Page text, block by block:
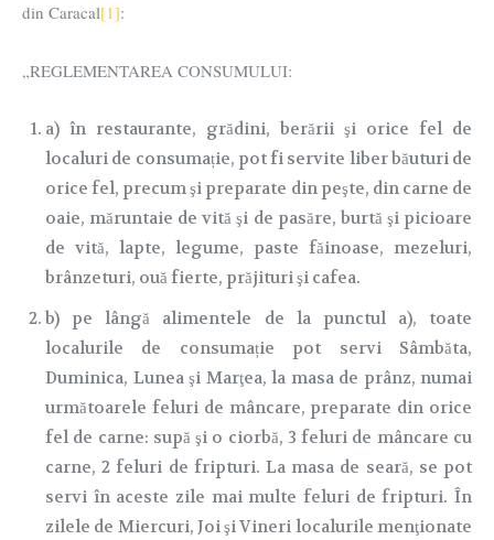
din Caracal[1]:
„REGLEMENTAREA CONSUMULUI:
a) în restaurante, grădini, berării şi orice fel de
localuri de consumație, pot fi servite liber băuturi de
orice fel, precum şi preparate din peşte, din carne de
oaie, măruntaie de vită şi de pasăre, burtă şi picioare
de vită, lapte, legume, paste făinoase, mezeluri,
brânzeturi, ouă fierte, prăjituri şi cafea.
b) pe lângă alimentele de la punctul a), toate
localurile de consumație pot servi Sâmbăta,
Duminica, Lunea şi Marţea, la masa de prânz, numai
următoarele feluri de mâncare, preparate din orice
fel de carne: supă şi o ciorbă, 3 feluri de mâncare cu
carne, 2 feluri de fripturi. La masa de seară, se pot
servi în aceste zile mai multe feluri de fripturi. În
zilele de Miercuri, Joi şi Vineri localurile menţionate